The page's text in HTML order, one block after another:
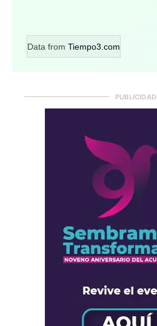
Data from Tiempo3.com
PUBLICIDAD